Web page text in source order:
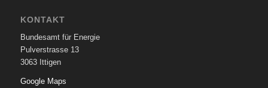
KONTAKT
Bundesamt für Energie
Pulverstrasse 13
3063 Ittigen
Google Maps